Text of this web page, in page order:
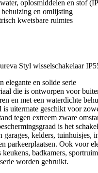
oplosmiddelen en stof
en omlijsting
kwetsbare ruimtes
Styl wisselschakelaar
elegante en solide serie
die is ontworpen voor
en met een waterdichte
is uitermate geschikt voor
tegen extreem zware
is het
kelders, tuinhuisjes,
parkeerplaatsen. Ook voor
badkamers,
worden gebruikt.